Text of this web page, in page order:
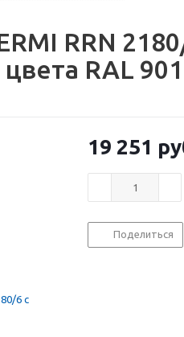
RRN
RAL
19 251
Поделиться